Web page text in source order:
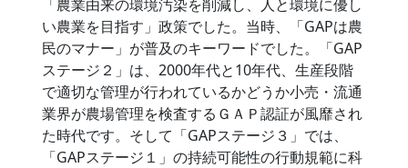
「農業由来の環境汚染を削減し、人と環境に優し
い農業を目指す」政策でした。当時、「GAPは農
民のマナー」が普及のキーワードでした。「GAP
ステージ２」は、2000年代と10年代、生産段階
で適切な管理が行われているかどうか小売・流通
業界が農場管理を検査するＧＡＰ認証が風靡され
た時代です。そして「GAPステージ３」では、
「GAPステージ１」の持続可能性の行動規範に科